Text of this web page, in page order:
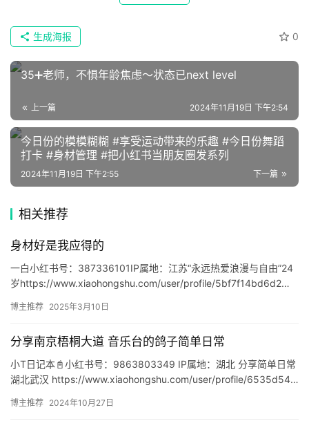
📖
墨
语
集
🔥
热
榜
速
递
🌱
主
星
选
登录
0
生成海报
35➕老师，不惧年龄焦虑～状态已next level
上一篇 2024年11月19日 下午2:54
今日份的模模糊糊 #享受运动带来的乐趣 #今日份舞蹈
打卡 #身材管理 #把小红书当朋友圈发系列
下一篇
2024年11月19日 下午2:55
相关推荐
身材好是我应得的
一白小红书号：387336101IP属地：江苏“永远热爱浪漫与自由”24
岁https://www.xiaohongshu.com/user/profile/5bf7f14bd6d2…
博主推荐 2025年3月10日
分享南京梧桐大道 音乐台的鸽子简单日常
小T日记本📓小红书号：9863803349 IP属地：湖北 分享简单日常
湖北武汉 https://www.xiaohongshu.com/user/profile/6535d54…
博主推荐 2024年10月27日